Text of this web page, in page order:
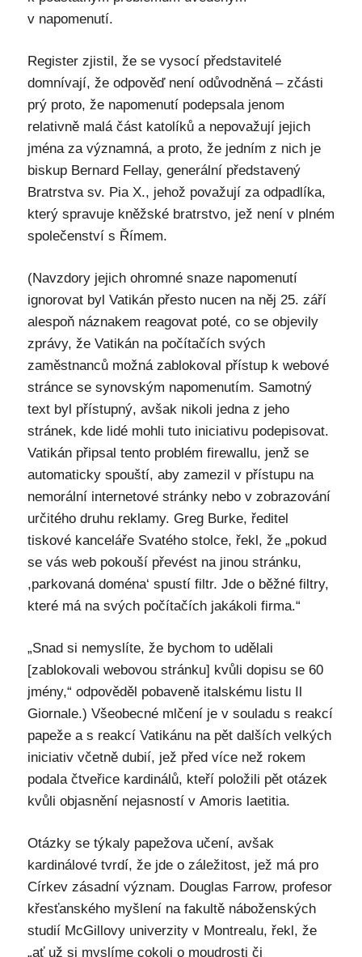
v napomenutí.
Register zjistil, že se vysocí představitelé
domnívají, že odpověď není odůvodněná – zčásti
prý proto, že napomenutí podepsala jenom
relativně malá část katolíků a nepovažují jejich
jména za významná, a proto, že jedním z nich je
biskup Bernard Fellay, generální představený
Bratrstva sv. Pia X., jehož považují za odpadlíka,
který spravuje kněžské bratrstvo, jež není v plném
společenství s Římem.
(Navzdory jejich ohromné snaze napomenutí
ignorovat byl Vatikán přesto nucen na něj 25. září
alespoň náznakem reagovat poté, co se objevily
zprávy, že Vatikán na počítačích svých
zaměstnanců možná zablokoval přístup k webové
stránce se synovským napomenutím. Samotný
text byl přístupný, avšak nikoli jedna z jeho
stránek, kde lidé mohli tuto iniciativu podepisovat.
Vatikán připsal tento problém firewallu, jenž se
automaticky spouští, aby zamezil v přístupu na
nemorální internetové stránky nebo v zobrazování
určitého druhu reklamy. Greg Burke, ředitel
tiskové kanceláře Svatého stolce, řekl, že „pokud
se vás web pokouší převést na jinou stránku,
,parkovaná doména‘ spustí filtr. Jde o běžné filtry,
které má na svých počítačích jakákoli firma.“
„Snad si nemyslíte, že bychom to udělali
[zablokovali webovou stránku] kvůli dopisu se 60
jmény,“ odpověděl pobaveně italskému listu Il
Giornale.) Všeobecné mlčení je v souladu s reakcí
papeže a s reakcí Vatikánu na pět dalších velkých
iniciativ včetně dubií, jež před více než rokem
podala čtveřice kardinálů, kteří položili pět otázek
kvůli objasnění nejasností v Amoris laetitia.
Otázky se týkaly papežova učení, avšak
kardinálové tvrdí, že jde o záležitost, jež má pro
Církev zásadní význam. Douglas Farrow, profesor
křesťanského myšlení na fakultě náboženských
studií McGillovy univerzity v Montrealu, řekl, že
„ať už si myslíme cokoli o moudrosti či